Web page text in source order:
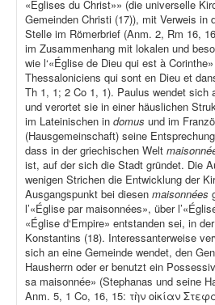
«Églises du Christ»» (die universelle
Gemeinden Christi (17)), mit Verweis in
Stelle im Römerbrief (Anm. 2, Rm 16,
im Zusammenhang mit lokalen und
wie l‘«Église de Dieu qui est à
Thessaloniciens qui sont en Dieu et
Th 1, 1; 2 Co 1, 1). Paulus wendet sich
und verortet sie in einer häuslichen
im Lateinischen in domus und im
(Hausgemeinschaft) seine
dass in der griechischen Welt
ist, auf der sich die Stadt gründet. Die
wenigen Strichen die Entwicklung der
Ausgangspunkt bei diesen maisonnées
l’«Église par maisonnées», über
«Église d‘Empire» entstanden sei, in
Konstantins (18). Interessanterweise
sich an eine Gemeinde wendet, den
Hausherrn oder er benutzt ein
sa maisonnée» (Stephanas und seine
Anm. 5, 1 Co, 16, 15: τὴν οἰκίαν